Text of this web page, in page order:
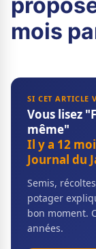
mois
SI CET ARTICLE
Vous lisez
même"
Il y a 12
Journal du
Semis,
potager
bon moment.
années.